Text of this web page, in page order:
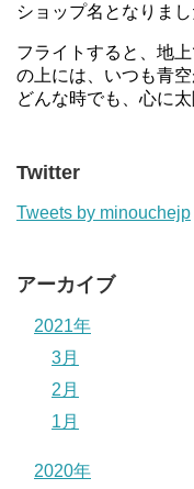
ショップ名となりまし
フライトすると、地
の上には、いつも青空
どんな時でも、心に
Twitter
Tweets by minouchejp
アーカイブ
2021年
3月
2月
1月
2020年